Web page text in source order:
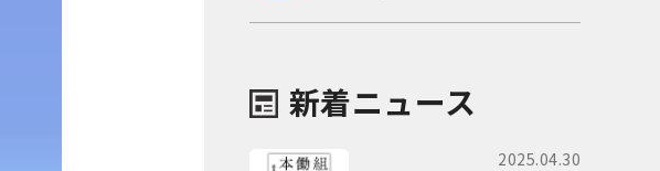
新着ニュース
2025.04.30